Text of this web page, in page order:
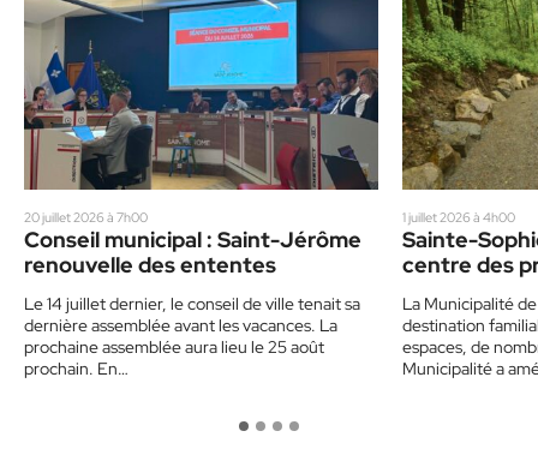
20 juillet 2026 à 7h00
Conseil municipal : Saint-Jérôme
renouvelle des ententes
Le 14 juillet dernier, le conseil de ville tenait sa
dernière assemblée avant les vacances. La
prochaine assemblée aura lieu le 25 août
prochain. En…
1 juillet 2026 à 4h00
Sainte-
centre des
La Municipalité
destination
espaces, de
Municipalité a